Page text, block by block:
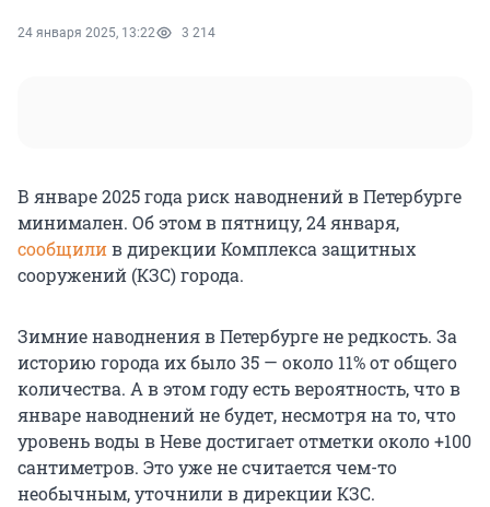
24 января 2025, 13:22 3 214
В январе 2025 года риск наводнений в Петербурге
минимален. Об этом в пятницу, 24 января,
сообщилив дирекции Комплекса защитных
сооружений (КЗС) города.
Зимние наводнения в Петербурге не редкость. За
историю города их было 35 — около 11% от общего
количества. А в этом году есть вероятность, что в
январе наводнений не будет, несмотря на то, что
уровень воды в Неве достигает отметки около +100
сантиметров. Это уже не считается чем-то
необычным, уточнили в дирекции КЗС.